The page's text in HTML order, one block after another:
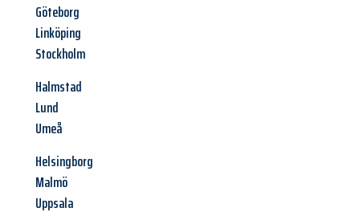
Göteborg
Linköping
Stockholm
Halmstad
Lund
Umeå
Helsingborg
Malmö
Uppsala